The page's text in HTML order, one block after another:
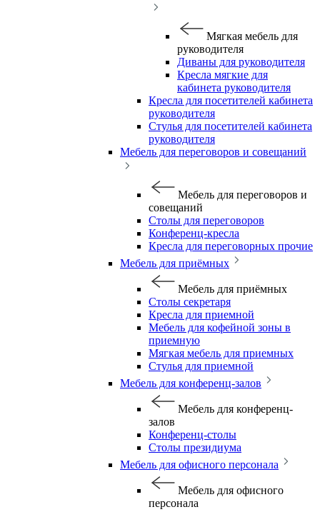
Мягкая мебель для
руководителя
Диваны для руководителя
Кресла мягкие для
кабинета руководителя
Кресла для посетителей кабинета
руководителя
Стулья для посетителей кабинета
руководителя
Мебель для переговоров и совещаний
Мебель для переговоров и
совещаний
Столы для переговоров
Конференц-кресла
Кресла для переговорных прочие
Мебель для приёмных
Мебель для приёмных
Столы секретаря
Кресла для приемной
Мебель для кофейной зоны в
приемную
Мягкая мебель для приемных
Стулья для приемной
Мебель для конференц-залов
Мебель для конференц-
залов
Конференц-столы
Столы президиума
Мебель для офисного персонала
Мебель для офисного
персонала